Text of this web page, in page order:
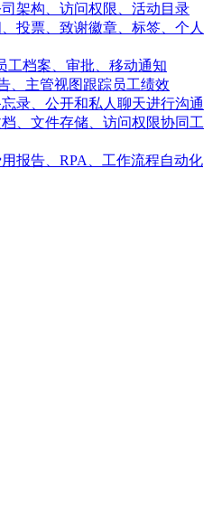
架构、访问权限、活动目录
投票、致谢徽章、标签、个人
工档案、审批、移动通知
、主管视图跟踪员工绩效
录、公开和私人聊天进行沟通
、文件存储、访问权限协同工
报告、RPA、工作流程自动化